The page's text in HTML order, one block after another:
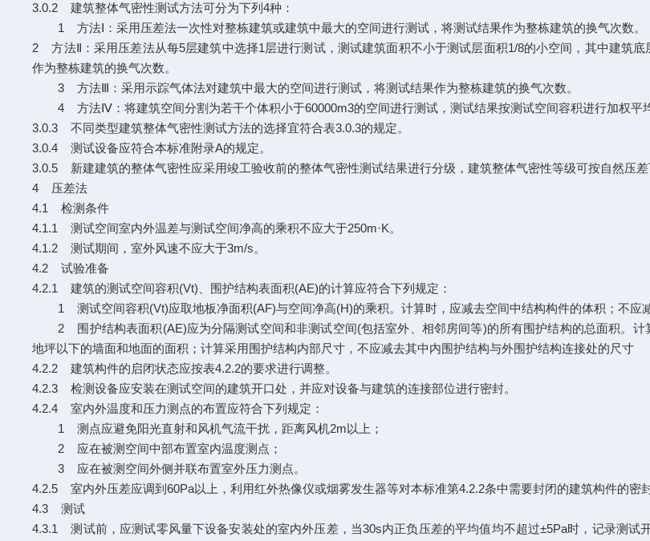
3.0.2 建筑整体气密性测试方法可分为下列4种：
1 方法Ⅰ：采用压差法一次性对整栋建筑或建筑中最大的空间进行测试，将测试结果作为整栋建筑的换气次数。
2 方法Ⅱ：采用压差法从每5层建筑中选择1层进行测试，测试建筑面积不小于测试层面积1/8的小空间，其中建筑
作为整栋建筑的换气次数。
3 方法Ⅲ：采用示踪气体法对建筑中最大的空间进行测试，将测试结果作为整栋建筑的换气次数。
4 方法Ⅳ：将建筑空间分割为若干个体积小于60000m3的空间进行测试，测试结果按测试空间容积进行加权平均
3.0.3 不同类型建筑整体气密性测试方法的选择宜符合表3.0.3的规定。
3.0.4 测试设备应符合本标准附录A的规定。
3.0.5 新建建筑的整体气密性应采用竣工验收前的整体气密性测试结果进行分级，建筑整体气密性等级可按自然压差
4 压差法
4.1 检测条件
4.1.1 测试空间室内外温差与测试空间净高的乘积不应大于250m·K。
4.1.2 测试期间，室外风速不应大于3m/s。
4.2 试验准备
4.2.1 建筑的测试空间容积(Vt)、围护结构表面积(AE)的计算应符合下列规定：
1 测试空间容积(Vt)应取地板净面积(AF)与空间净高(H)的乘积。计算时，应减去空间中结构构件的体积；不应减
2 围护结构表面积(AE)应为分隔测试空间和非测试空间(包括室外、相邻房间等)的所有围护结构的总面积。计
地坪以下的墙面和地面的面积；计算采用围护结构内部尺寸，不应减去其中内围护结构与外围护结构连接处的尺寸
4.2.2 建筑构件的启闭状态应按表4.2.2的要求进行调整。
4.2.3 检测设备应安装在测试空间的建筑开口处，并应对设备与建筑的连接部位进行密封。
4.2.4 室内外温度和压力测点的布置应符合下列规定：
1 测点应避免阳光直射和风机气流干扰，距离风机2m以上；
2 应在被测空间中部布置室内温度测点；
3 应在被测空间外侧并联布置室外压力测点。
4.2.5 室内外压差应调到60Pa以上，利用红外热像仪或烟雾发生器等对本标准第4.2.2条中需要封闭的建筑构件的密
4.3 测试
4.3.1 测试前，应测试零风量下设备安装处的室内外压差，当30s内正负压差的平均值均不超过±5Pa时，记录测